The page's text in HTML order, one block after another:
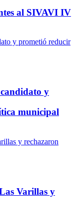
al SIVAVI IV
y
municipal
Varillas y